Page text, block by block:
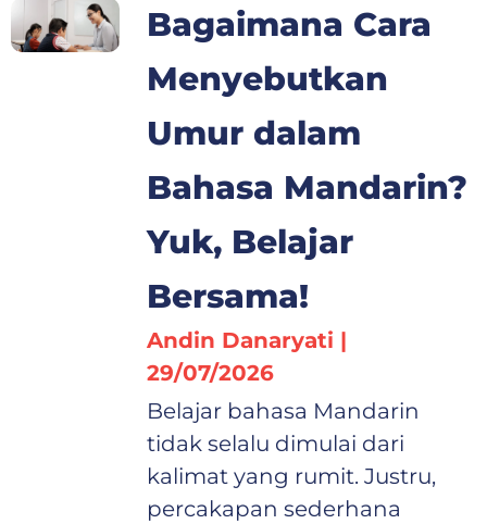
Bagaimana Cara
Menyebutkan
Umur dalam
Bahasa Mandarin?
Yuk, Belajar
Bersama!
Andin Danaryati
29/07/2026
Belajar bahasa Mandarin
tidak selalu dimulai dari
kalimat yang rumit. Justru,
percakapan sederhana
PagePage